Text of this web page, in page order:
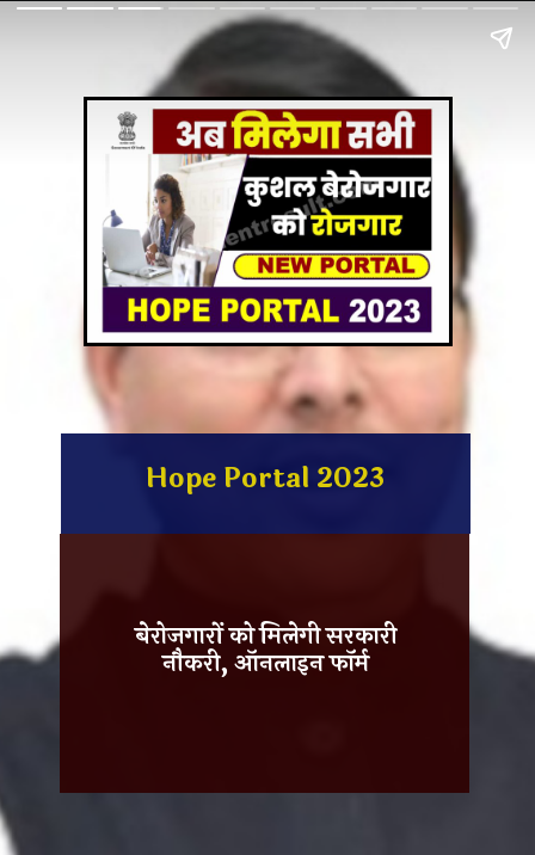
Hope Portal 2023
बेरोजगारों को मिलेगी सरकारी
नौकरी, ऑनलाइन फॉर्म